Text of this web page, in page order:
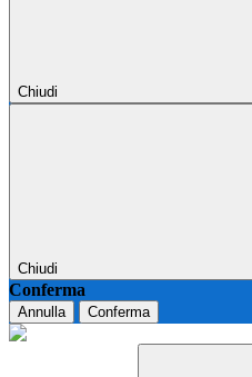
Chiudi
Chiudi
Conferma
Annulla Conferma